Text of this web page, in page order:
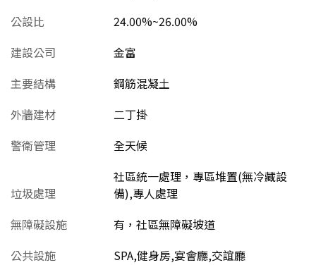
公設比
24.00%~26.00%
建設公司
金富
主要結構
鋼筋混凝土
外牆建材
二丁掛
警衛管理
全天候
垃圾處理
社區統一處理，專區堆置(無冷藏設
備),專人處理
無障礙設施
有，社區無障礙坡道
公共設施
SPA,健身房,宴會廳,交誼廳